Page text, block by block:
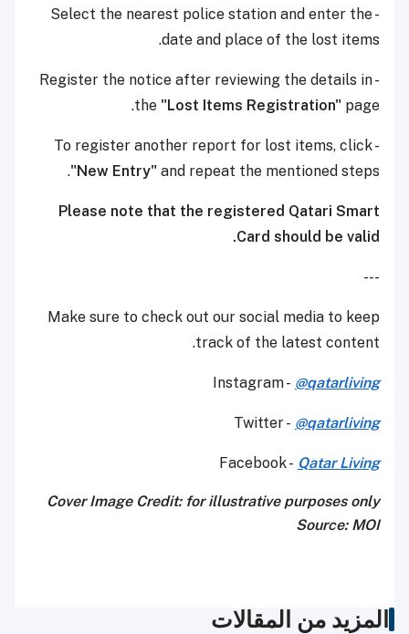
- Select the nearest police station and enter the
date and place of the lost items.
- Register the notice after reviewing the details in
the "Lost Items Registration" page.
- To register another report for lost items, click
"New Entry" and repeat the mentioned steps.
Please note that the registered Qatari Smart
Card should be valid.
---
Make sure to check out our social media to keep
track of the latest content.
Instagram - @qatarliving
Twitter - @qatarliving
Facebook - Qatar Living
Cover Image Credit: for illustrative purposes only
Source: MOI
المزيد من المقالات